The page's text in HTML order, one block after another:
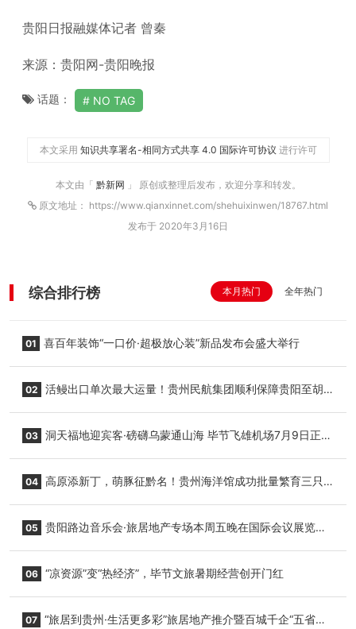
贵阳日报融媒体记者 曾秦
来源：贵阳网-贵阳晚报
话题： NO TAG
本文采用 知识共享署名-相同方式共享 4.0 国际许可协议 进行许可
本文由「 黔新网 」 原创或整理后发布，欢迎分享和转发。
原文地址： https://www.qianxinnet.com/shehuixinwen/18767.html
发布于 2020年3月16日
综合排行榜 本月热门 全年热门
01 喜百年装饰“一口价·超极放心装”新品发布会盛大举行
02 活鳗出口单次最大运量！贵州民航集团顺利保障贵阳至胡
03 洞天福地迎宾客·磅礴乌蒙通山海 毕节飞雄机场7月9日正式
04 高原添新丁，萌豚征黔名！贵州海洋馆成功批量繁育三只
05 贵阳路边音乐会·旅居地产专场本周五晚在国际会议展览中
06 “凉资源”变“热经济”，毕节文旅暑期经营创开门红
07 “旅居到贵州·生活更多彩”旅居地产推介暨百城千企“五省